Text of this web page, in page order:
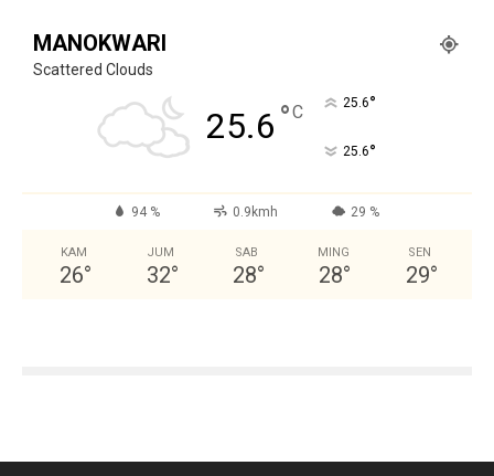
MANOKWARI
Scattered Clouds
25.6 °C 25.6°
25.6°
94 % 0.9kmh 29 %
KAM
26°
JUM
32°
SAB
28°
MING
28°
SEN
29°